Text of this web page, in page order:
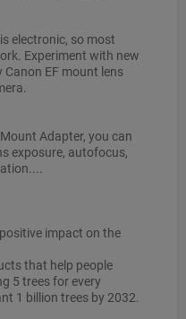
electronic, so most
Experiment with new
Canon EF mount lens
Adapter, you can
exposure, autofocus,
impact on the
that help people
5 trees for every
1 billion trees by 2032.